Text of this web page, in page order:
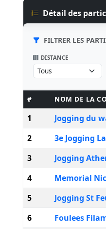
Détail des
FILTRER LES
DISTANCE
# NOM DE LA
1 Jogging du
2 3e Jogging
3
Jogging
4 Memorial
5
Jogging St
6
Foulees